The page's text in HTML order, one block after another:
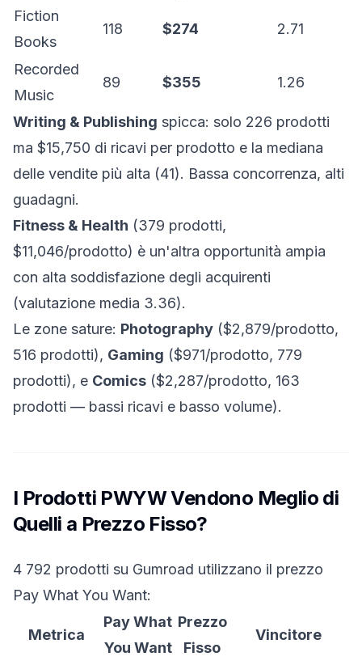
Fiction
Books
118 $274 2.71
Recorded
Music
89 $355 1.26
Writing & Publishing spicca: solo 226 prodotti
ma $15,750 di ricavi per prodotto e la mediana
delle vendite più alta (41). Bassa concorrenza, alti
guadagni.
Fitness & Health (379 prodotti,
$11,046/prodotto) è un'altra opportunità ampia
con alta soddisfazione degli acquirenti
(valutazione media 3.36).
Le zone sature: Photography ($2,879/prodotto,
516 prodotti), Gaming ($971/prodotto, 779
prodotti), e Comics ($2,287/prodotto, 163
prodotti — bassi ricavi e basso volume).
I Prodotti PWYW Vendono Meglio di
Quelli a Prezzo Fisso?
4 792 prodotti su Gumroad utilizzano il prezzo
Pay What You Want:
Metrica
Pay What
You Want
Prezzo
Fisso
Vincitore